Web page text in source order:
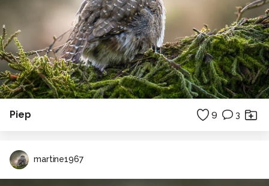
Piep 9 3
martine1967